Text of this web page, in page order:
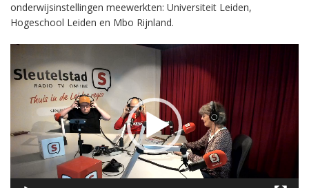
onderwijsinstellingen meewerkten: Universiteit Leiden,
Hogeschool Leiden en Mbo Rijnland.